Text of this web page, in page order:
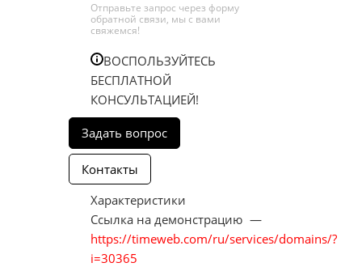
Отправьте запрос через форму
обратной связи, мы с вами
свяжемся!
ВОСПОЛЬЗУЙТЕСЬ
БЕСПЛАТНОЙ
КОНСУЛЬТАЦИЕЙ!
Характеристики
Ссылка на демонстрацию —
https://timeweb.com/ru/services/domains/?
i=30365